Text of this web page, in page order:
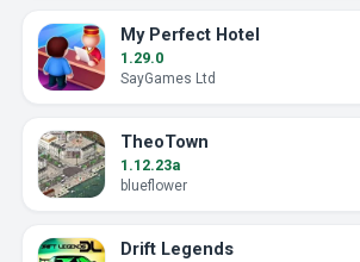
My Perfect Hotel
1.29.0
SayGames Ltd
TheoTown
1.12.23a
blueflower
Drift Legends